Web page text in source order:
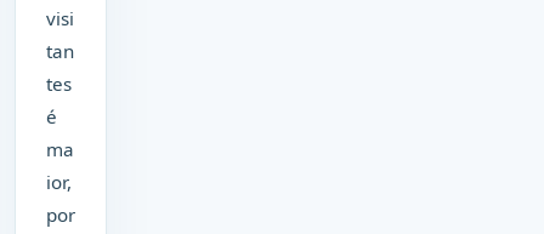
visi
tan
tes
é
ma
ior,
por